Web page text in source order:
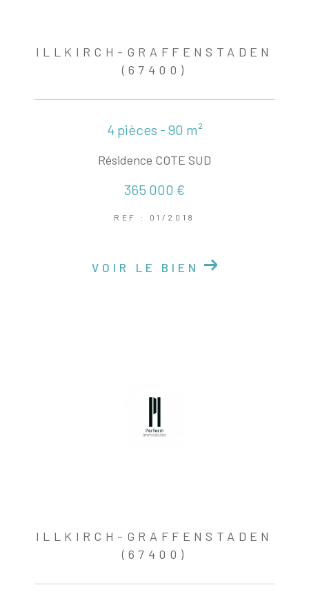
ILLKIRCH-GRAFFENSTADEN
(67400)
4 pièces - 90 m²
Résidence COTE SUD
365 000 €
REF : 01/2018
VOIR LE BIEN
ILLKIRCH-GRAFFENSTADEN
(67400)